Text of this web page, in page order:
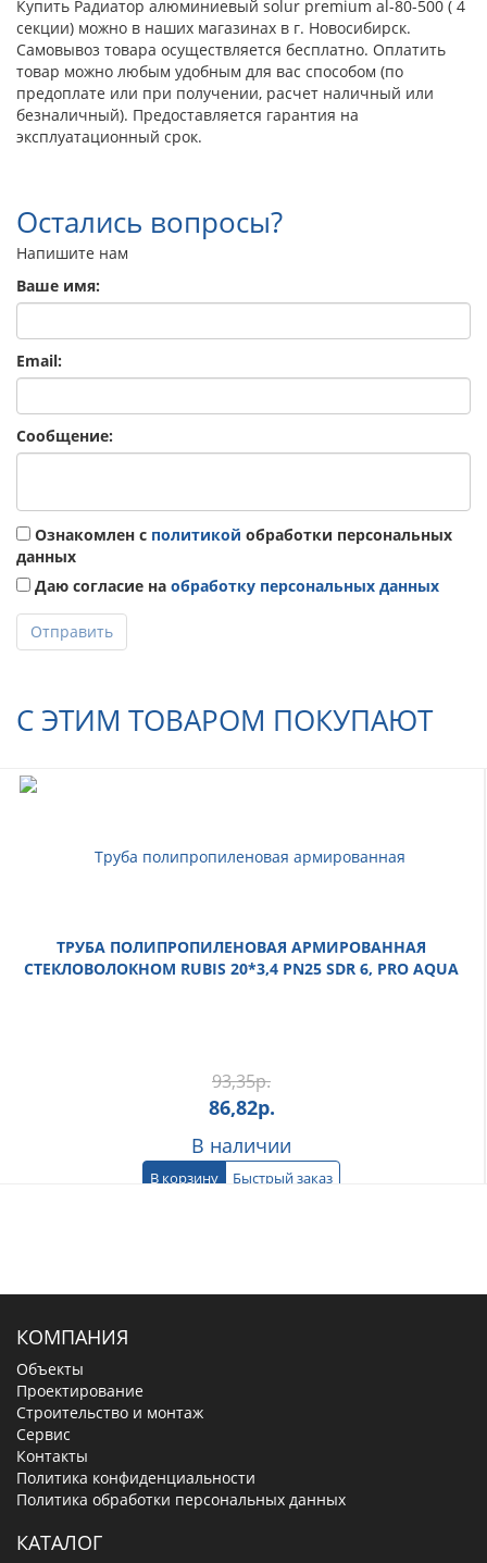
Купить Радиатор алюминиевый solur premium al-80-500 ( 4
секции) можно в наших магазинах в г. Новосибирск.
Самовывоз товара осуществляется бесплатно. Оплатить
товар можно любым удобным для вас способом (по
предоплате или при получении, расчет наличный или
безналичный). Предоставляется гарантия на
эксплуатационный срок.
Остались вопросы?
Напишите нам
Ваше имя:
Email:
Сообщение:
Ознакомлен с политикой обработки персональных
данных
Даю согласие на обработку персональных данных
Отправить
С ЭТИМ ТОВАРОМ ПОКУПАЮТ
ТРУБА ПОЛИПРОПИЛЕНОВАЯ АРМИРОВАННАЯ
СТЕКЛОВОЛОКНОМ RUBIS 20*3,4 PN25 SDR 6, PRO AQUA
93,35р.
86,82р.
В наличии
В корзину Быстрый заказ
КОМПАНИЯ
Объекты
Проектирование
Строительство и монтаж
Сервис
Контакты
Политика конфиденциальности
Политика обработки персональных данных
КАТАЛОГ